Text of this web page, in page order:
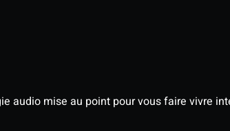
audio mise au point pour vous faire vivre